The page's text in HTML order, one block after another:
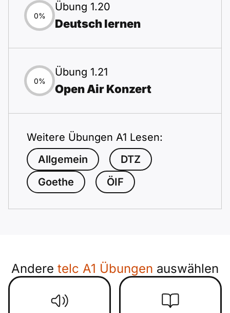
0%
Übung 1.20
Deutsch lernen
0%
Übung 1.21
Open Air Konzert
Weitere Übungen A1 Lesen:
Allgemein
DTZ
Goethe
ÖIF
Andere telc A1 Übungen auswählen